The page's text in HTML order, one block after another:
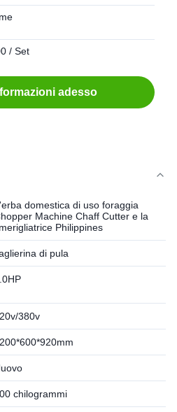
/ Set
adesso
domestica di uso foraggia
Machine Chaff Cutter e la
Philippines
di pula
380v
chilogrammi